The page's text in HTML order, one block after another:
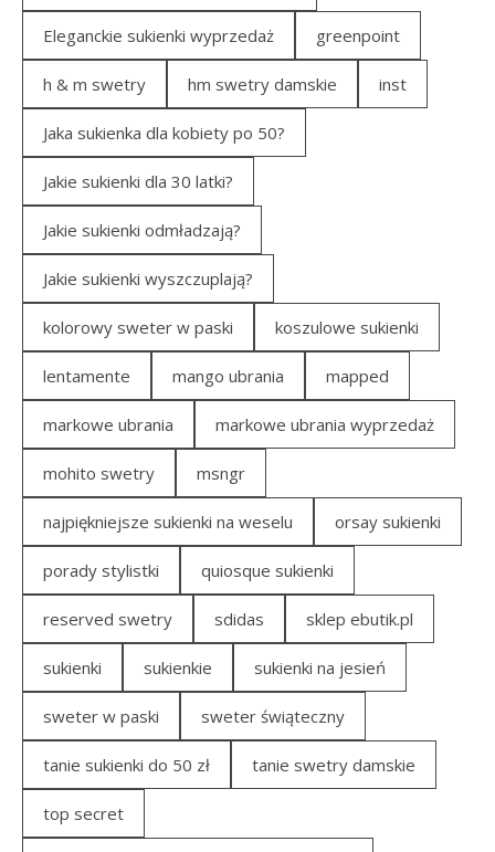
Eleganckie sukienki wyprzedaż greenpoint
h & m swetry hm swetry damskie inst
Jaka sukienka dla kobiety po 50?
Jakie sukienki dla 30 latki?
Jakie sukienki odmładzają?
Jakie sukienki wyszczuplają?
kolorowy sweter w paski koszulowe sukienki
lentamente mango ubrania mapped
markowe ubrania markowe ubrania wyprzedaż
mohito swetry msngr
najpiękniejsze sukienki na weselu orsay sukienki
porady stylistki quiosque sukienki
reserved swetry sdidas sklep ebutik.pl
sukienki sukienkie sukienki na jesień
sweter w paski sweter świąteczny
tanie sukienki do 50 zł tanie swetry damskie
top secret